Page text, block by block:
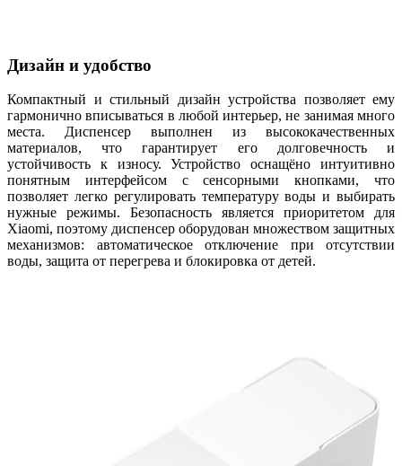
Дизайн и удобство
Компактный и стильный дизайн устройства позволяет ему
гармонично вписываться в любой интерьер, не занимая много
места. Диспенсер выполнен из высококачественных
материалов, что гарантирует его долговечность и
устойчивость к износу. Устройство оснащёно интуитивно
понятным интерфейсом с сенсорными кнопками, что
позволяет легко регулировать температуру воды и выбирать
нужные режимы. Безопасность является приоритетом для
Xiaomi, поэтому диспенсер оборудован множеством защитных
механизмов: автоматическое отключение при отсутствии
воды, защита от перегрева и блокировка от детей.